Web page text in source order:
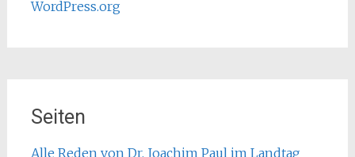
WordPress.org
Seiten
Alle Reden von Dr. Joachim Paul im Landtag